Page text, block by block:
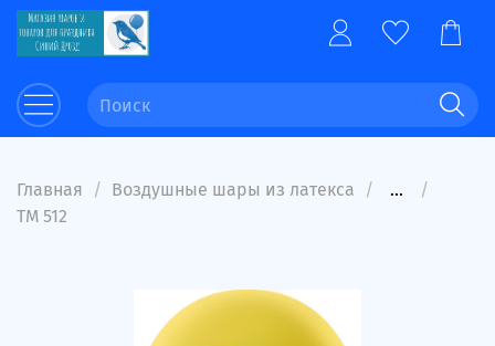
Главная Воздушные шары из латекса
...
ТМ 512